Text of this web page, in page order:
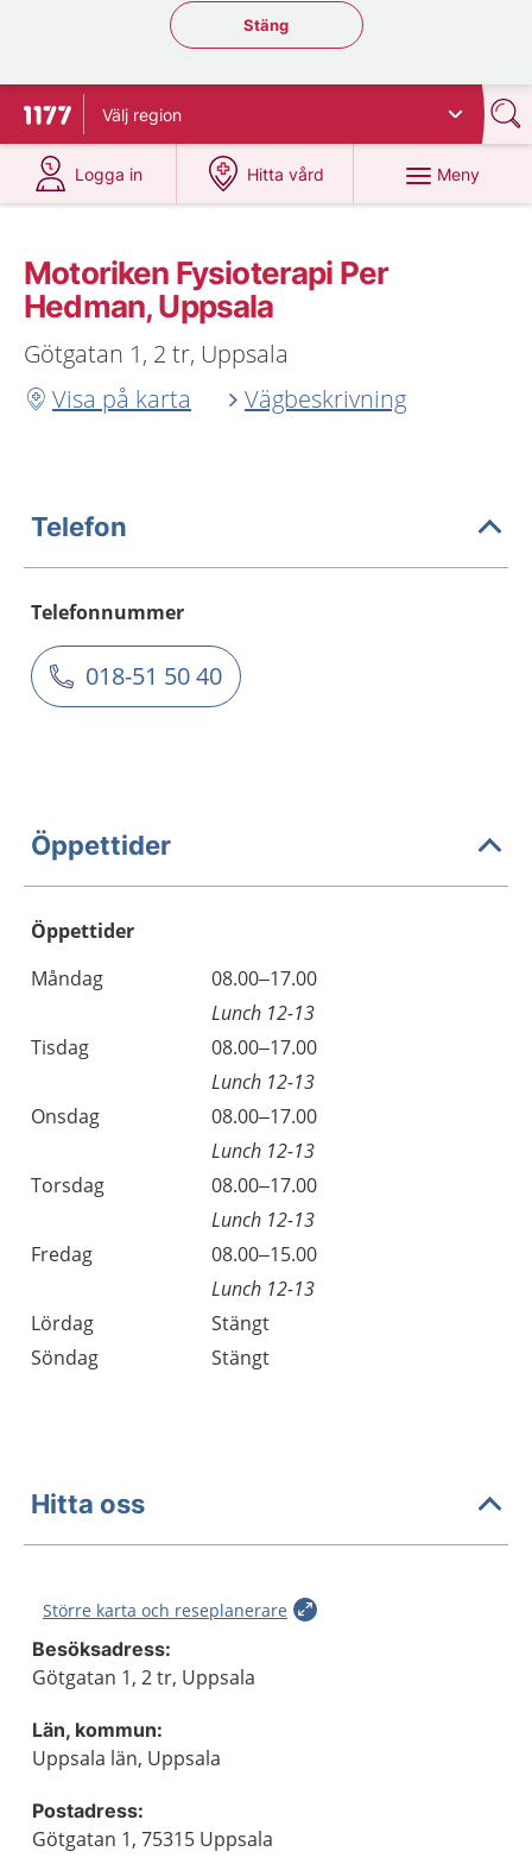
Stäng regionsväljaren
Stäng
Till startsidan för 1177
Välj region
Logga in
på 1177.se
Hitta vård
på 1177.se
Meny
Motoriken Fysioterapi Per
Hedman, Uppsala
Götgatan 1, 2 tr, Uppsala
Visa på karta
Vägbeskrivning
Telefon
Telefonnummer
018-51 50 40
Öppettider
Öppettider
Dag
Öppettider
Kommentarer
Måndag
08.00–17.00
Lunch 12-13
Tisdag
08.00–17.00
Lunch 12-13
Onsdag
08.00–17.00
Lunch 12-13
Torsdag
08.00–17.00
Lunch 12-13
Fredag
08.00–15.00
Lunch 12-13
Lördag
Stängt
Söndag
Stängt
Hitta oss
Större karta och reseplanerare
Besöksadress:
Götgatan 1, 2 tr, Uppsala
Län, kommun:
Uppsala län, Uppsala
Postadress:
Götgatan 1, 75315 Uppsala